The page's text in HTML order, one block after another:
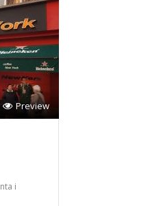
Preview
i